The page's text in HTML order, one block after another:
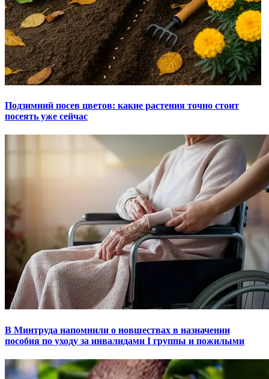
Подзимний посев цветов: какие растения точно стоит
посеять уже сейчас
В Минтруда напомнили о новшествах в назначении
пособия по уходу за инвалидами I группы и пожилыми